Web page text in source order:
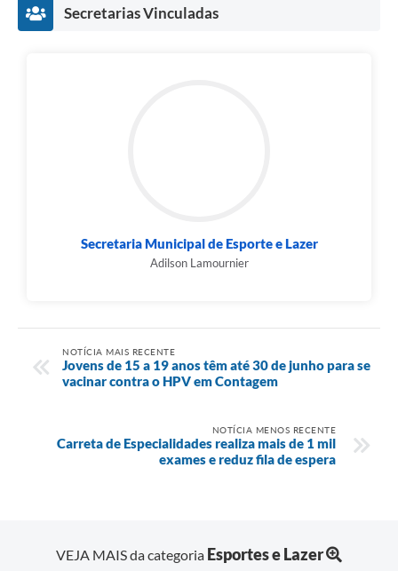
Secretarias Vinculadas
Secretaria Municipal de Esporte e Lazer
Adilson Lamournier
NOTÍCIA MAIS RECENTE
Jovens de 15 a 19 anos têm até 30 de junho para se
vacinar contra o HPV em Contagem
NOTÍCIA MENOS RECENTE
Carreta de Especialidades realiza mais de 1 mil
exames e reduz fila de espera
VEJA MAIS da categoria Esportes e Lazer